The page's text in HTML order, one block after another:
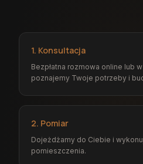
1. Konsultacja
Bezpłatna rozmowa online lub
poznajemy Twoje potrzeby i
2. Pomiar
Dojeżdżamy do Ciebie i
pomieszczenia.